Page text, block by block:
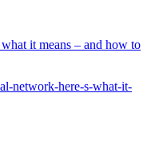
it means – and how to